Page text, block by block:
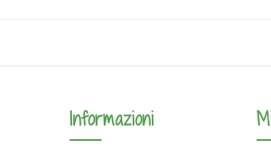
Informazioni